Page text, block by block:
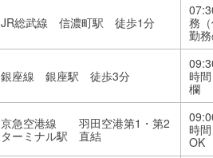
JR総武線 信濃町駅 徒歩1分
務
勤
銀座線 銀座駅 徒歩3分
時
欄
京急空港線 羽田空港第1・第2
ターミナル駅 直結
時
OK